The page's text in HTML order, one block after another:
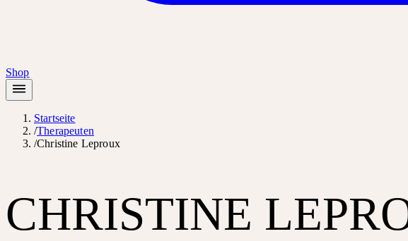
Shop
Startseite
/Therapeuten
/Christine Leproux
CHRISTINE